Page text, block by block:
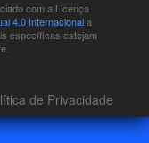
com a Licença
4.0 Internacionala
específicas estejam
de Privacidade